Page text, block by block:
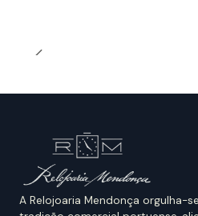
A Relojoaria Mendonça orgulha-